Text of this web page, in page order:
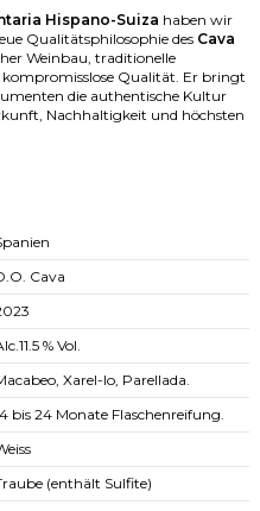
Hispano-Suiza haben wir
Qualitätsphilosophie des Cava
Weinbau, traditionelle
Qualität. Er bringt
die authentische Kultur
Nachhaltigkeit und höchsten
Cava
% Vol.
Xarel-lo, Parellada.
bis 24 Monate Flaschenreifung.
(enthält Sulfite)